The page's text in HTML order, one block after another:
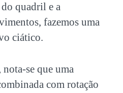
quadril e a
fazemos uma
ciático.
se que uma
com rotação